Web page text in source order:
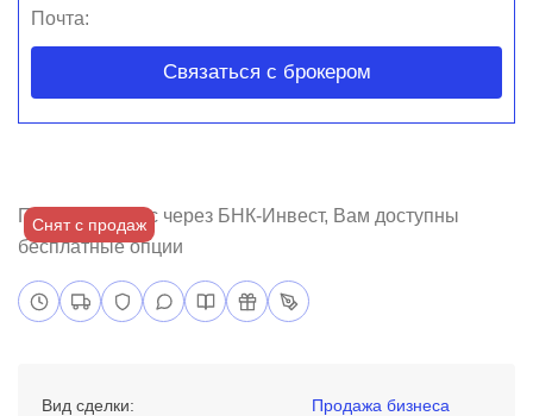
Снят с продаж
Покупая бизнес через БНК-Инвест, Вам доступны
бесплатные опции
Вид сделки:
Продажа бизнеса
Почта:
Связаться с брокером